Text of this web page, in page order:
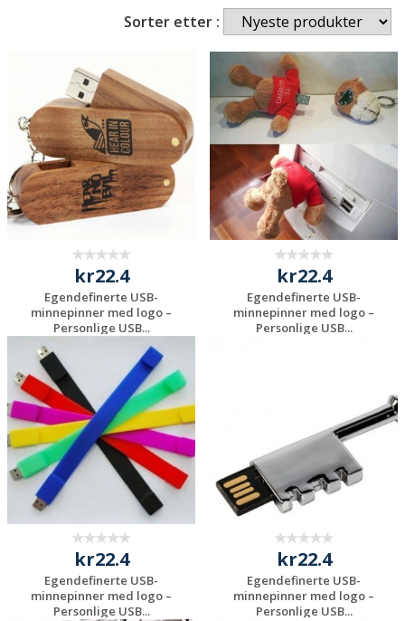
Sorter etter :
kr22.4
Egendefinerte USB-
minnepinner med logo –
Personlige USB...
uforpliktende
tilbud
kr22.4
Egendefinerte USB-
minnepinner med logo –
Personlige USB...
kr22.4
Egendefinerte USB-
minnepinner med logo –
Personlige USB...
kr22.4
Egendefinerte USB-
minnepinner med logo –
Personlige USB...